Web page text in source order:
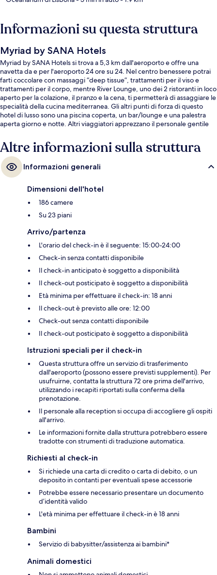
Informazioni su questa struttura
Myriad by SANA Hotels
Myriad by SANA Hotels si trova a 5,3 km dall'aeroporto e offre una
navetta da e per l'aeroporto 24 ore su 24. Nel centro benessere potrai
farti coccolare con massaggi “deep tissue”, trattamenti per il viso e
trattamenti per il corpo, mentre River Lounge, uno dei 2 ristoranti in loco
aperto per la colazione, il pranzo e la cena, ti permetterà di assaggiare le
specialità della cucina mediterranea. Gli altri punti di forza di questo
hotel di lusso sono una piscina coperta, un bar/lounge e una palestra
aperta giorno e notte. Altri viaggiatori apprezzano il personale gentile
Moscavide (Linha Vermelha) si trova a 11 min di distanza.
Altre informazioni sulla struttura
Informazioni generali
Dimensioni dell'hotel
186 camere
Su 23 piani
Arrivo/partenza
L'orario del check-in è il seguente: 15:00-24:00
Check-in senza contatti disponibile
Il check-in anticipato è soggetto a disponibilità
Il check-out posticipato è soggetto a disponibilità
Età minima per effettuare il check-in: 18 anni
Il check-out è previsto alle ore: 12:00
Check-out senza contatti disponibile
Il check-out posticipato è soggetto a disponibilità
Istruzioni speciali per il check-in
Questa struttura offre un servizio di trasferimento
dall'aeroporto (possono essere previsti supplementi). Per
usufruirne, contatta la struttura 72 ore prima dell'arrivo,
utilizzando i recapiti riportati sulla conferma della
prenotazione.
Il personale alla reception si occupa di accogliere gli ospiti
all'arrivo.
Le informazioni fornite dalla struttura potrebbero essere
tradotte con strumenti di traduzione automatica.
Richiesti al check-in
Si richiede una carta di credito o carta di debito, o un
deposito in contanti per eventuali spese accessorie
Potrebbe essere necessario presentare un documento
d’identità valido
L'età minima per effettuare il check-in è 18 anni
Bambini
Servizio di babysitter/assistenza ai bambini*
Animali domestici